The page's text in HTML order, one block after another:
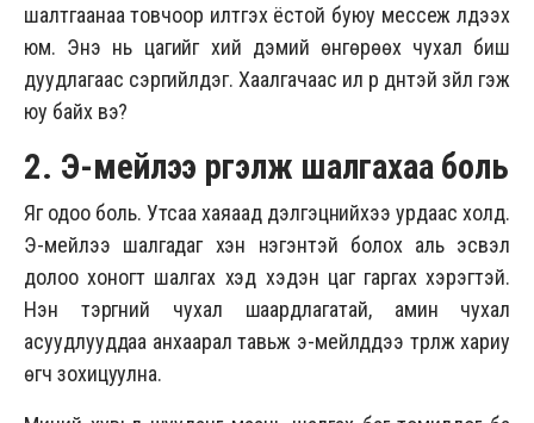
шалтгаанаа товчоор илтгэх ёстой буюу мессеж үлдээх
юм. Энэ нь цагийг хий дэмий өнгөрөөх чухал биш
дуудлагаас сэргийлдэг. Хаалгачаас илүү үр дүнтэй зүйл гэж
юу байх вэ?
2. Э-мейлээ үргэлж шалгахаа боль
Яг одоо боль. Утсаа хаяаад дэлгэцнийхээ урдаас холд.
Э-мейлээ шалгадаг хэн нэгэнтэй болох аль эсвэл
долоо хоногт шалгах хэд хэдэн цаг гаргах хэрэгтэй.
Нэн тэргүүний чухал шаардлагатай, амин чухал
асуудлууддаа анхаарал тавьж э-мейлүүддээ түрүүлж хариу
өгч зохицуулна.